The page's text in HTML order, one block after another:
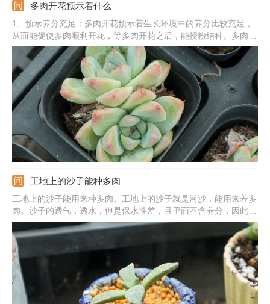
多肉开花预示着什么
1、预示养分充足：多肉开花预示着生长环境中的养分比较充足，
从而能促使多肉顺利开花，等多肉开花之后，能授粉结种。多肉的
种类很多，对于某一些多肉来说，开花预示着死亡，之后会逐渐衰
败，走向死亡。2、预示的精神：多肉开花能预示着一种好运和积
极向上的态度，也寓意着身体健康，生活顺利，还寓意着顽强的意
志力。
工地上的沙子能种多肉
工地上的沙子能用来种多肉。工地上的沙子就是河沙，能用来养多
肉。沙子的透气，透水，但是保水性差，且里面不含养分，因此不
可用纯沙子。可在沙子中掺杂泥炭土、颗粒土，泥炭土中富含营
养，沙子和颗粒土可提高土壤的透气透水能力，从而可促使多肉植
物旺盛生长。